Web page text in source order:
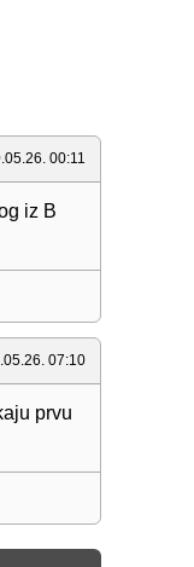
00:11
iz B
07:10
prvu